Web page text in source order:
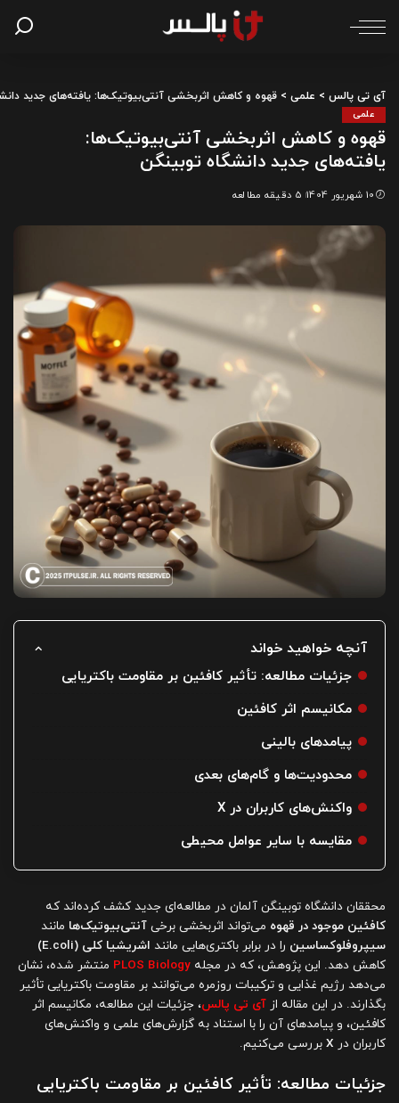
آی تی پالس > علمی > قهوه و کاهش اثربخشی آنتی‌بیوتیک‌ها: یافته‌های جدید
علمی
قهوه و کاهش اثربخشی آنتی‌بیوتیک‌ها:
یافته‌های جدید دانشگاه توبینگن
10 شهریور 1404 5 دقیقه مطالعه
آنچه خواهید خواند
جزئیات مطالعه: تأثیر کافئین بر مقاومت باکتریایی
مکانیسم اثر کافئین
پیامدهای بالینی
محدودیت‌ها و گام‌های بعدی
واکنش‌های کاربران در X
مقایسه با سایر عوامل محیطی
محققان دانشگاه توبینگن آلمان در مطالعه‌ای جدید کشف کرده‌اند که
کافئین موجود در قهوه می‌تواند اثربخشی برخی آنتی‌بیوتیک‌ها مانند
سیپروفلوکساسین را در برابر باکتری‌هایی مانند اشریشیا کلی (E.coli)
کاهش دهد. این پژوهش، که در مجله PLOS Biology منتشر شده، نشان
می‌دهد رژیم غذایی و ترکیبات روزمره می‌توانند بر مقاومت باکتریایی تأثیر
بگذارند. در این مقاله از آی تی پالس، جزئیات این مطالعه، مکانیسم اثر
کافئین، و پیامدهای آن را با استناد به گزارش‌های علمی و واکنش‌های
کاربران در X بررسی می‌کنیم.
جزئیات مطالعه: تأثیر کافئین بر مقاومت باکتریایی